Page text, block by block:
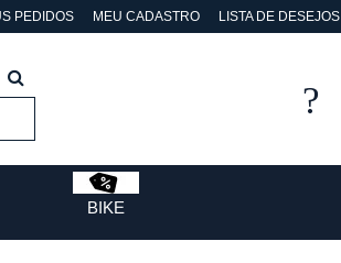
PEDIDOS MEU CADASTRO LISTA DE DESEJOS
BIKE